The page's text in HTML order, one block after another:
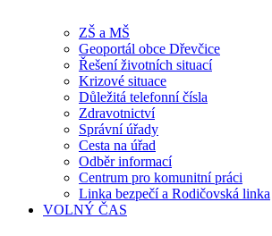
ZŠ a MŠ
Geoportál obce Dřevčice
Řešení životních situací
Krizové situace
Důležitá telefonní čísla
Zdravotnictví
Správní úřady
Cesta na úřad
Odběr informací
Centrum pro komunitní práci
Linka bezpečí a Rodičovská linka
VOLNÝ ČAS